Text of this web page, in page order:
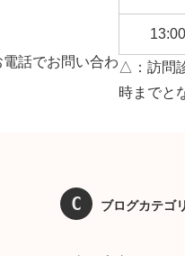
話でお問い合わ△：訪問
時までと
ブログカテゴリ